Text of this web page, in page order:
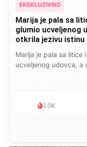
EKSKLUZIVNO
Marija je pala sa
glumio ucveljenog
otkrila jezivu istinu
Marija je pala sa litice
ucveljenog udovca, a
1.0K